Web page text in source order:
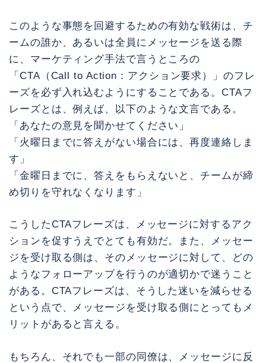
このような事態を回避するための有効な戦術は、チ
ームの誰か、あるいは全員にメッセージを送る際
に、マーケティング手法で言うところの
「CTA（Call to Action：アクション要求）」のフレ
ーズを必ず入れ込むようにすることである。CTAフ
レーズとは、例えば、以下のような文言である。
「あなたの意見を聞かせてください」
「火曜日までに答えがない場合には、再度連絡しま
す」
「金曜日までに、答えをもらえないと、チームが締
め切りを守れなくなります」
こうしたCTAフレーズは、メッセージに対するアク
ションを促すうえでとても有効だ。また、メッセー
ジを受け取る側は、そのメッセージに対して、どの
ようなフォローアップを行うのが適切かで迷うこと
がある。CTAフレーズは、そうした迷いを減らせる
という点で、メッセージを受け取る側にとってもメ
リットがあると言える。
もちろん、それでも一部の同僚は、メッセージに反